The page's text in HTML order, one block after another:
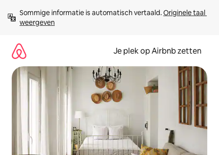
direct
naar
Sommige informatie is automatisch vertaald. Originele taal
weergeven
Je plek op Airbnb zetten